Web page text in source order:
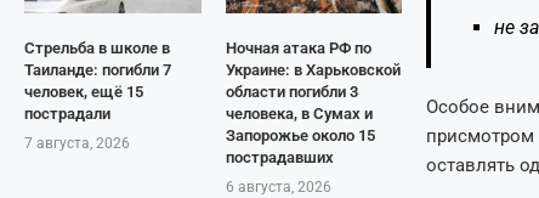
Стрельба в школе в
Таиланде: погибли 7
человек, ещё 15
пострадали
7 августа, 2026
Ночная атака РФ по
Украине: в Харьковской
области погибли 3
человека, в Сумах и
Запорожье около 15
пострадавших
6 августа, 2026
не
Особое
присмотром
оставлять